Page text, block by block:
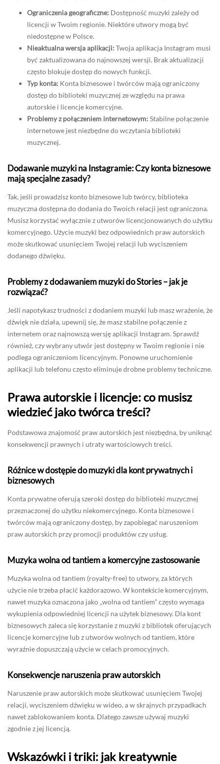
Ograniczenia geograficzne: Dostępność muzyki zależy od
licencji w Twoim regionie. Niektóre utwory mogą być
niedostępne w Polsce.
Nieaktualna wersja aplikacji: Twoja aplikacja Instagram musi
być zaktualizowana do najnowszej wersji. Brak aktualizacji
często blokuje dostęp do nowych funkcji.
Typ konta: Konta biznesowe i twórców mają ograniczony
dostęp do biblioteki muzycznej ze względu na prawa
autorskie i licencje komercyjne.
Problemy z połączeniem internetowym: Stabilne połączenie
internetowe jest niezbędne do wczytania biblioteki
muzycznej.
Dodawanie muzyki na Instagramie: Czy konta biznesowe
mają specjalne zasady?
Tak, jeśli prowadzisz konto biznesowe lub twórcy, biblioteka
muzyczna dostępna do dodania do Twoich relacji jest ograniczona.
Musisz korzystać wyłącznie z utworów licencjonowanych do użytku
komercyjnego. Użycie muzyki bez odpowiednich praw autorskich
może skutkować usunięciem Twojej relacji lub wyciszeniem
dodanego dźwięku.
Problemy z dodawaniem muzyki do Stories – jak je
rozwiązać?
Jeśli napotykasz trudności z dodaniem muzyki lub masz wrażenie, że
dźwięk nie działa, upewnij się, że masz stabilne połączenie z
internetem oraz najnowszą wersję aplikacji Instagram. Sprawdź
również, czy wybrany utwór jest dostępny w Twoim regionie i nie
podlega ograniczeniom licencyjnym. Ponowne uruchomienie
aplikacji lub telefonu często eliminuje drobne problemy techniczne.
Prawa autorskie i licencje: co musisz
wiedzieć jako twórca treści?
Podstawowa znajomość praw autorskich jest niezbędna, by uniknąć
konsekwencji prawnych i utraty wartościowych treści.
Różnice w dostępie do muzyki dla kont prywatnych i
biznesowych
Konta prywatne oferują szeroki dostęp do biblioteki muzycznej
przeznaczonej do użytku niekomercyjnego. Konta biznesowe i
twórców mają ograniczony dostęp, by zapobiegać naruszeniom
praw autorskich przy promocji produktów czy usług.
Muzyka wolna od tantiem a komercyjne zastosowanie
Muzyka wolna od tantiem (royalty-free) to utwory, za których
użycie nie trzeba płacić każdorazowo. W kontekście komercyjnym,
nawet muzyka oznaczona jako „wolna od tantiem” często wymaga
wykupienia odpowiedniej licencji na użytek biznesowy. Dla kont
biznesowych zaleca się korzystanie z muzyki z bibliotek oferujących
licencje komercyjne lub z utworów wolnych od tantiem, które
wyraźnie dopuszczają użycie w celach promocyjnych.
Konsekwencje naruszenia praw autorskich
Naruszenie praw autorskich może skutkować usunięciem Twojej
relacji, wyciszeniem dźwięku w wideo, a w skrajnych przypadkach
nawet zablokowaniem konta. Dlatego zawsze używaj muzyki
zgodnie z jej licencją.
Wskazówki i triki: jak kreatywnie